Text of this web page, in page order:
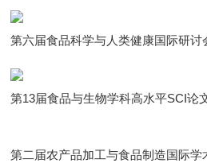
第六届食品科学与人类健康国际研讨
第13届食品与生物学科高水平SCI论
第二届农产品加工与食品制造国际学